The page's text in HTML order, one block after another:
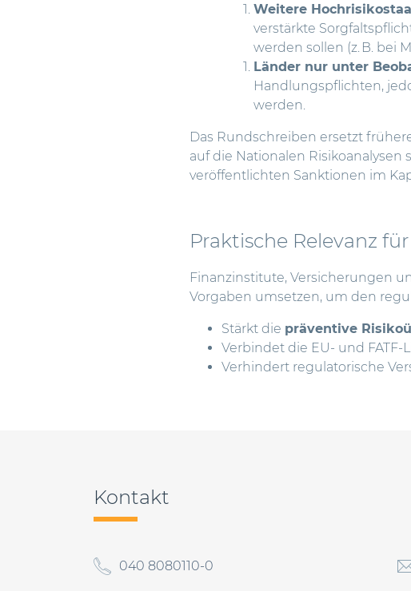
Weitere
verstärkte
werden sollen (z. B. bei
Länder nur unter
Handlungspflichten,
werden.
Das Rundschreiben ersetzt
auf die Nationalen
veröffentlichten Sanktionen im
Praktische Relevanz
Finanzinstitute, Versicherungen
Vorgaben umsetzen, um den
Stärkt die präventive
Verbindet die EU- und
Verhindert regulatorische
Kontakt
040 8080110-0